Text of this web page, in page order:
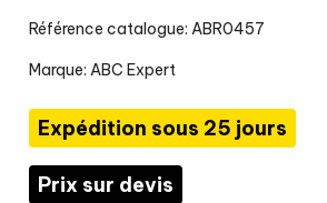
Référence catalogue: ABR0457
Marque: ABC Expert
Expédition sous 25 jours
Prix sur devis